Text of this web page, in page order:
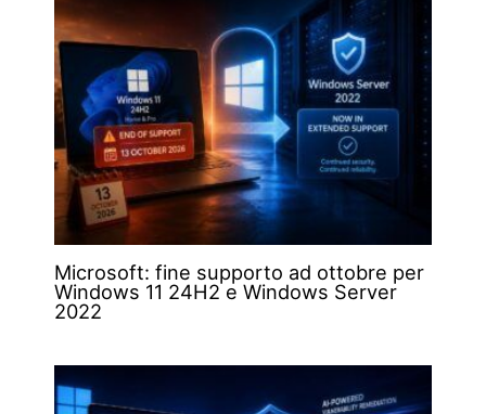
Microsoft: fine supporto ad ottobre per
Windows 11 24H2 e Windows Server
2022